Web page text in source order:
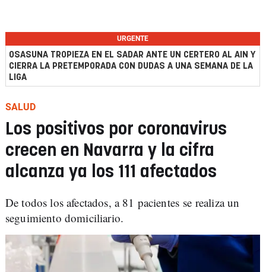
URGENTE
OSASUNA TROPIEZA EN EL SADAR ANTE UN CERTERO AL AIN Y
CIERRA LA PRETEMPORADA CON DUDAS A UNA SEMANA DE LA
LIGA
SALUD
Los positivos por coronavirus
crecen en Navarra y la cifra
alcanza ya los 111 afectados
De todos los afectados, a 81 pacientes se realiza un
seguimiento domiciliario.